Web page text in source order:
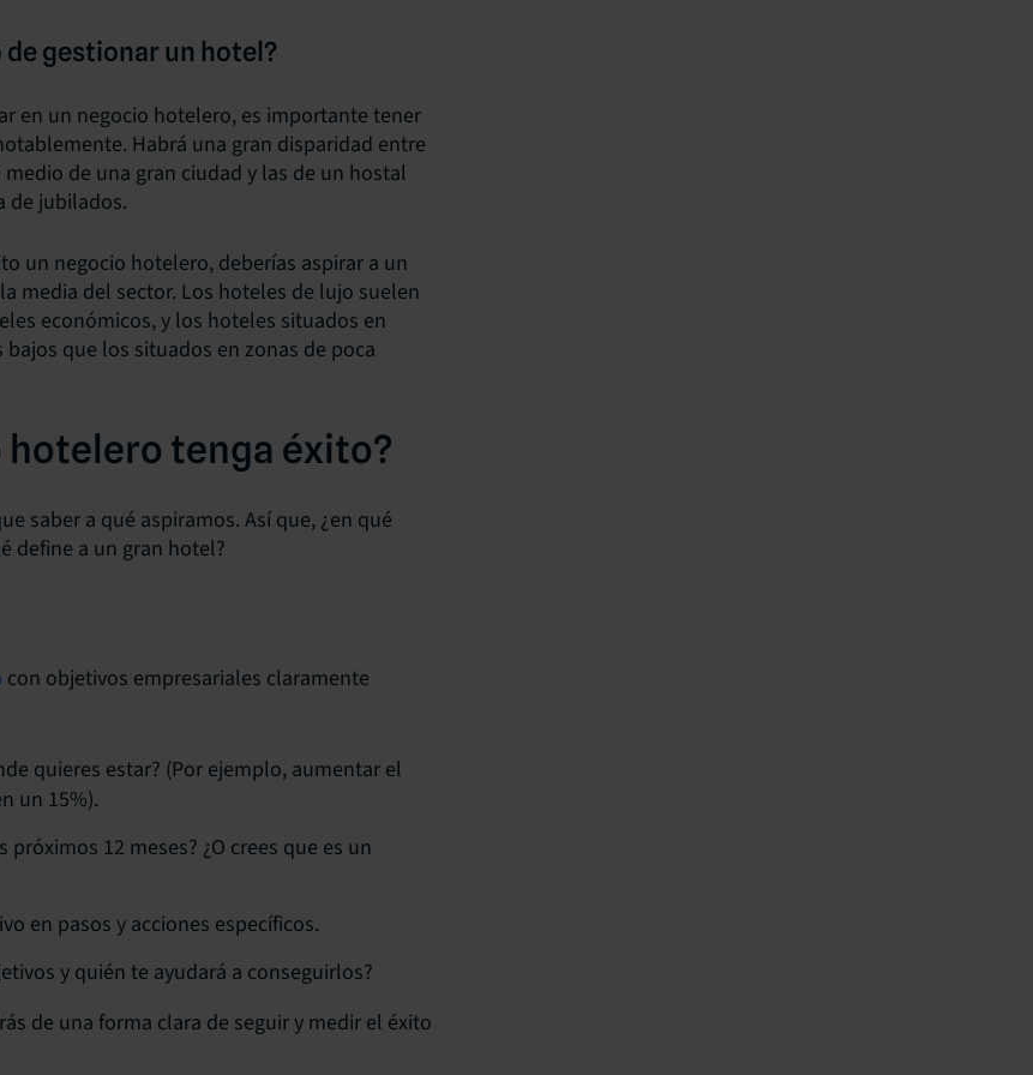
de gestionar un hotel?
en un negocio hotelero, es importante tener
Habrá una gran disparidad entre
de una gran ciudad y las de un hostal
de jubilados.
un negocio hotelero, deberías aspirar a un
media del sector. Los hoteles de lujo suelen
económicos, y los hoteles situados en
que los situados en zonas de poca
hotelero tenga éxito?
saber a qué aspiramos. Así que, ¿en qué
define a un gran hotel?
con objetivos empresariales claramente
quieres estar? (Por ejemplo, aumentar el
un 15%).
12 meses? ¿O crees que es un
en pasos y acciones específicos.
y quién te ayudará a conseguirlos?
de una forma clara de seguir y medir el éxito